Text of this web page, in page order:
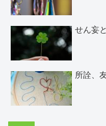
せん妄
所詮、